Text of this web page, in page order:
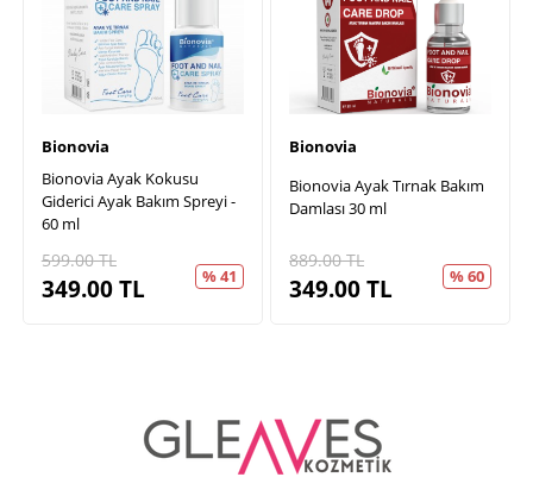
Bionovia
Bionovia Ayak Kokusu
Giderici Ayak Bakım Spreyi -
60 ml
599.00TL
349.00TL % 41
Bionovia
Bionovia Ayak Tırnak Bakım
Damlası 30 ml
889.00TL
349.00TL % 60